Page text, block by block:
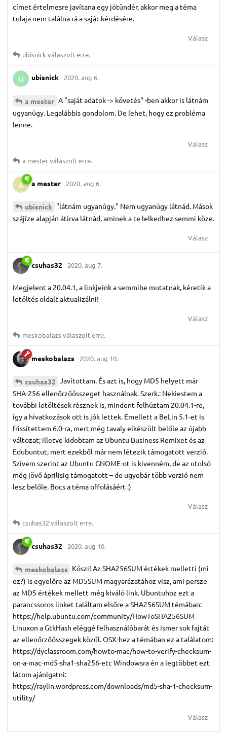
címet értelmesre javítana egy jótündér, akkor meg a téma
tulaja nem találna rá a saját kérdésére.
Válasz
ubisnick válaszolt erre.
U ubisnick 2020. aug 6.
a mester A "saját adatok -> követés" -ben akkor is látnám
ugyanúgy. Legalábbis gondolom. De lehet, hogy ez probléma
lenne.
Válasz
a mesterválaszolt erre.
A a mester 2020. aug 6.
ubisnick "látnám ugyanúgy." Nem ugyanúgy látnád. Mások
szájíze alapján átírva látnád, aminek a te lelkedhez semmi köze.
Válasz
csuhas32 2020. aug 7.
Megjelent a 20.04.1, a linkjeink a semmibe mutatnak, kéretik a
letöltés oldalt aktualizálni!
Válasz
meskobalazsválaszolt erre.
meskobalazs 2020. aug 10.
csuhas32 Javítottam. És azt is, hogy MD5 helyett már
SHA-256 ellenőrzőösszeget használnak. Szerk.: Nekiestem a
további letöltések résznek is, mindent felhúztam 20.04.1-re,
így a hivatkozások ott is jók lettek. Emellett a BeLin 5.1-et is
frissítettem 6.0-ra, mert még tavaly elkészült belőle az újabb
változat; illetve kidobtam az Ubuntu Business Remixet és az
Edubuntut, mert ezekből már nem létezik támogatott verzió.
Szívem szerint az Ubuntu GNOME-ot is kivenném, de az utolsó
még jövő áprilisig támogatott – de ugyebár több verzió nem
lesz belőle. Bocs a téma offolásáért :)
Válasz
csuhas32 válaszolt erre.
csuhas32 2020. aug 10.
meskobalazs Köszi! Az SHA256SUM értékek melletti (mi
ez?) is egyelőre az MD5SUM magyarázatához visz, ami persze
az MD5 értékek mellett még kiváló link. Ubuntuhoz ezt a
parancssoros linket találtam elsőre a SHA256SUM témában:
https://help.ubuntu.com/community/HowToSHA256SUM
Linuxon a GtkHash eléggé felhasználóbarát és ismer sok fajtát
az ellenőrzőösszegek közül. OSX-hez a témában ez a találatom:
https://dyclassroom.com/howto-mac/how-to-verify-checksum-
on-a-mac-md5-sha1-sha256-etc Windowsra én a legtöbbet ezt
látom ajánlgatni:
https://raylin.wordpress.com/downloads/md5-sha-1-checksum-
utility/
Válasz